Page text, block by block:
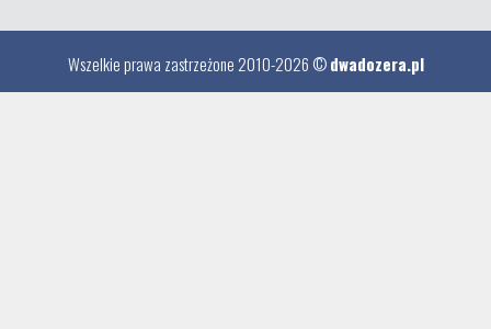
Wszelkie prawa zastrzeżone 2010-2026 ©dwadozera.pl